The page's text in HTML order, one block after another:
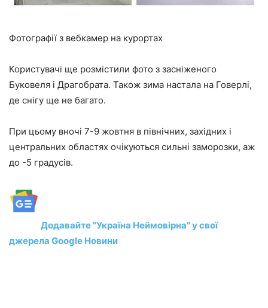
Фотографії з вебкамер на курортах
Користувачі ще розмістили фото з засніженого
Буковеля і Драгобрата. Також зима настала на Говерлі,
де снігу ще не багато.
При цьому вночі 7-9 жовтня в північних, західних і
центральних областях очікуються сильні заморозки, аж
до -5 градусів.
Додавайте "Україна Неймовірна" у свої
джерела Google Новини